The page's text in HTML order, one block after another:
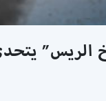
الريس”